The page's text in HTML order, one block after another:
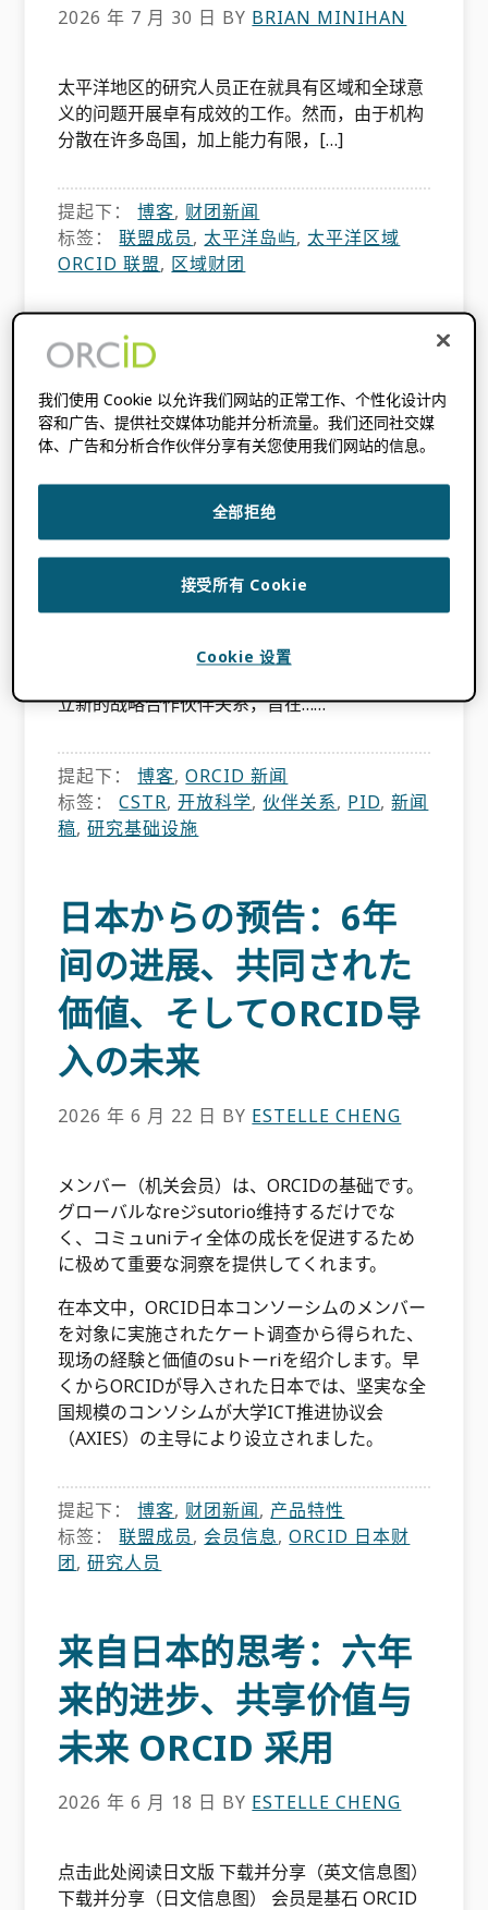
2026 年 7 月 30 日 BY BRIAN MINIHAN
太平洋地区的研究人员正在就具有区域和全球意
义的问题开展卓有成效的工作。然而，由于机构
分散在许多岛国，加上能力有限，[…]
提起下：博客, 财团新闻
标签：联盟成员, 太平洋岛屿, 太平洋区域
ORCID 联盟, 区域财团
新闻稿 - ORCID 通用科
学技术资源（CSTR）识
别平台与战略伙伴关系
2026 年 7 月 16 日BYORCID
美国马里兰州贝塞斯达 — 2026年7月16日 —
ORCID 开放研究者与贡献者身份识别系统
部位于中国北京的连续搅拌釜式反应器识别平台
立新的战略合作伙伴关系，旨在……
提起下：博客,ORCID 新闻
标签：CSTR,开放科学,伙伴关系, PID,新闻
稿,研究基础设施
日本からの预告：6年
间の进展、共同された
価値、そしてORCID导
入の未来
2026 年 6 月 22 日 BY ESTELLE CHENG
メンバー（机关会员）は、ORCIDの基础です。
グローバルなreジsutorio维持するだけでな
く、コミュuniティ全体の成长を促进するため
に极めて重要な洞察を提供してくれます。
在本文中，ORCID日本コンソーシムのメンバー
を対象に実施されたケート调查から得られた、
现场の経験と価値のsuトーriを绍介します。早
くからORCIDが导入された日本では、坚実な全
国规模のコンソシムが大学ICT推进协议会
（AXIES）の主导により设立されました。
提起下：博客, 财团新闻, 产品特性
标签：联盟成员, 会员信息,ORCID 日本财
团,研究人员
来自日本的思考：六年
来的进步、共享价值与
未来 ORCID 采用
2026 年 6 月 18 日 BY ESTELLE CHENG
点击此处阅读日文版 下载并分享（英文信息图）
下载并分享（日文信息图） 会员是基石 ORCID
我们使用 Cookie 以允许我们网站的正常工作、个性化设计内
容和广告、提供社交媒体功能并分析流量。我们还同社交媒
体、广告和分析合作伙伴分享有关您使用我们网站的信息。
全部拒绝
接受所有 Cookie
Cookie 设置